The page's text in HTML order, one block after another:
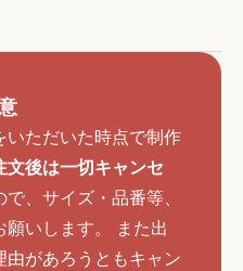
いただいた時点で制作
文後は一切キャンセ
で、サイズ・品番等、
いします。 また出
由があろうともキャン